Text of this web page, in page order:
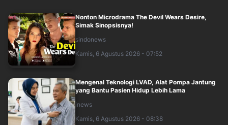
Nonton Microdrama The Devil Wears Desire,
Simak Sinopsisnya!
sindonews
Kamis, 6 Agustus 2026 - 07:52
Mengenal Teknologi LVAD, Alat Pompa Jantung
yang Bantu Pasien Hidup Lebih Lama
inews
Kamis, 6 Agustus 2026 - 08:38